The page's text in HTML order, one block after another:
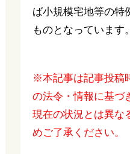
ば小規模宅地等の特
ものとなっています。
※本記事は記事投稿
の法令・情報に基づ
現在の状況とは異な
めご了承ください。